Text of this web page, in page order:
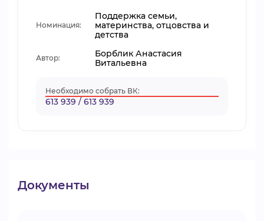
Номинация:
Поддержка семьи,
материнства, отцовства и
детства
Автор:
Борблик Анастасия
Витальевна
Необходимо собрать ВК:
613 939 / 613 939
Документы